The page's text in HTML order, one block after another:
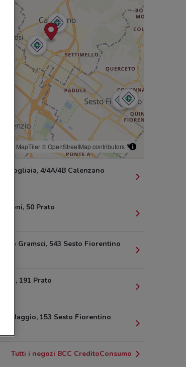
© MapTiler© OpenStreetMap contributors
Fogliaia, 4/4A/4B Calenzano
50 Prato
Gramsci, 543 Sesto Fiorentino
191 Prato
Maggio, 153 Sesto Fiorentino
Tutti i negozi BCC CreditoConsumo